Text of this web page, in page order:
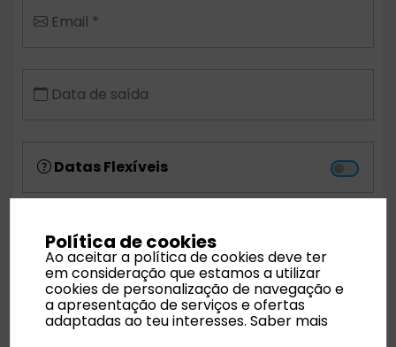
Email *
Data de saída
Datas Flexíveis
Noites
Política de cookies
Ao aceitar a política de cookies deve ter
em consideração que estamos a utilizar
cookies de personalização de navegação e
a apresentação de serviços e ofertas
adaptadas ao teu interesses.Saber mais